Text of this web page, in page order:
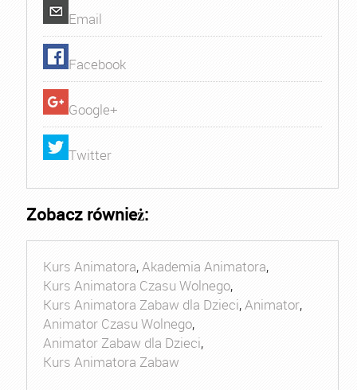
Email
Facebook
Google+
Twitter
Zobacz również:
Kurs Animatora,Akademia Animatora,
Kurs Animatora Czasu Wolnego,
Kurs Animatora Zabaw dla Dzieci,Animator,
Animator Czasu Wolnego,
Animator Zabaw dla Dzieci,
Kurs Animatora Zabaw